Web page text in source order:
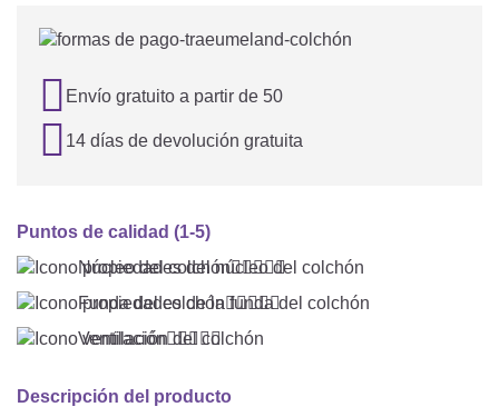
 Envío gratuito a partir de 50
 14 días de devolución gratuita
Puntos de calidad (1-5)
Núcleo del colchón
Funda del colchón
Ventilación 
Descripción del producto